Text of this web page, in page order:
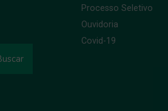
Processo Seletivo
Ouvidoria
Covid-19